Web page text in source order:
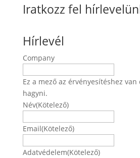
Iratkozz fel
Hírlevél
Company
Ez a mező az érvényesítéshez
hagyni.
Név(Kötelező)
Email(Kötelező)
Adatvédelem(Kötelező)